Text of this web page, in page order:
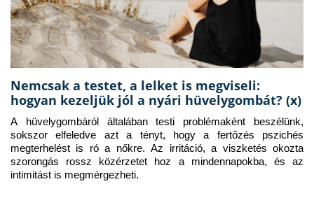
Nemcsak a testet, a lelket is megviseli:
hogyan kezeljük jól a nyári hüvelygombát? (x)
A hüvelygombáról általában testi problémaként beszélünk,
sokszor elfeledve azt a tényt, hogy a fertőzés pszichés
megterhelést is ró a nőkre. Az irritáció, a viszketés okozta
szorongás rossz közérzetet hoz a mindennapokba, és az
intimitást is megmérgezheti.